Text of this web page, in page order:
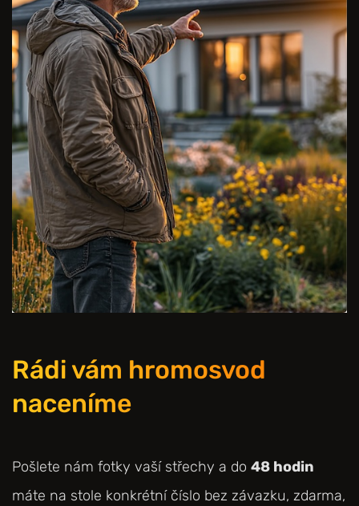
Rádi vám hromosvod
naceníme
Pošlete nám fotky vaší střechy a do 48 hodin
máte na stole konkrétní číslo bez závazku, zdarma,